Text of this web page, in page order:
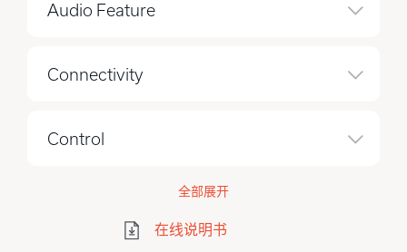
在线说明书
Audio Feature
Connectivity
Control
全部展开